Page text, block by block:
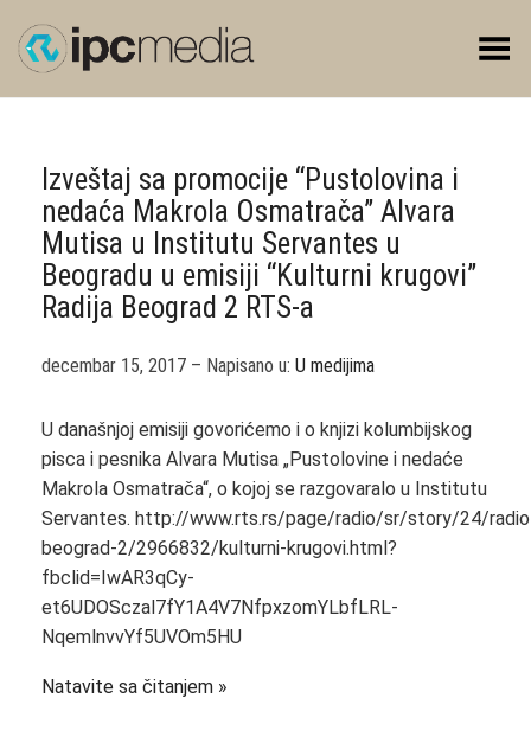
Toggle Menu
Izveštaj sa promocije “Pustolovina i
nedaća Makrola Osmatrača” Alvara
Mutisa u Institutu Servantes u
Beogradu u emisiji “Kulturni krugovi”
Radija Beograd 2 RTS-a
decembar 15, 2017 – Napisano u: U medijima
U današnjoj emisiji govorićemo i o knjizi kolumbijskog
pisca i pesnika Alvara Mutisa „Pustolovine i nedaće
Makrola Osmatrača“, o kojoj se razgovaralo u Institutu
Servantes. http://www.rts.rs/page/radio/sr/story/24/
beograd-2/2966832/kulturni-krugovi.html?
fbclid=IwAR3qCy-
et6UDOSczal7fY1A4V7NfpxzomYLbfLRL-
NqemlnvvYf5UVOm5HU
Natavite sa čitanjem